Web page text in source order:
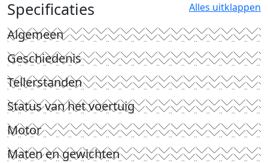
Specificaties Alles uitklappen
Algemeen
Geschiedenis
Tellerstanden
Status van het voertuig
Motor
Maten en gewichten